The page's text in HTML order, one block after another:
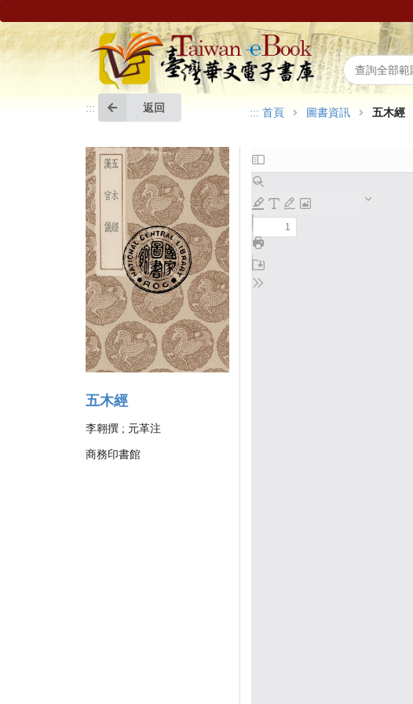
::: 返回 ::: 首頁 圖書資訊 五木經
五木經
李翱撰 ; 元革注
商務印書館